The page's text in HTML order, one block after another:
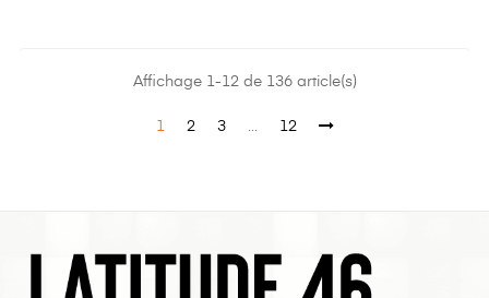
Affichage 1-12 de 136 article(s)
1 2 3 … 12